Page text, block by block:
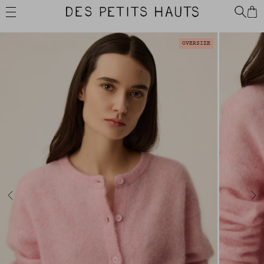
Passer
au
contenu
Des
OVERSIZE